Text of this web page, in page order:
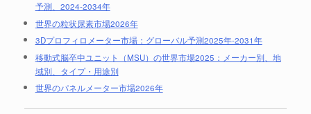
予測、2024-2034年
世界の粒状尿素市場2026年
3Dプロフィロメーター市場：グローバル予測2025年-2031年
移動式脳卒中ユニット（MSU）の世界市場2025：メーカー別、地
域別、タイプ・用途別
世界のパネルメーター市場2026年